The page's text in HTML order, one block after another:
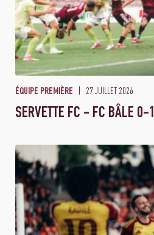
ÉQUIPE PREMIÈRE 27 JUILLET 2026
SERVETTE FC - FC BÂLE 0-1